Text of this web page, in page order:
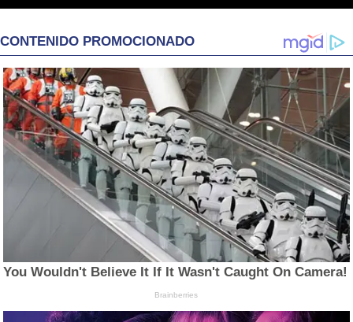
CONTENIDO PROMOCIONADO
You Wouldn't Believe It If It Wasn't Caught On Camera!
Brainberries